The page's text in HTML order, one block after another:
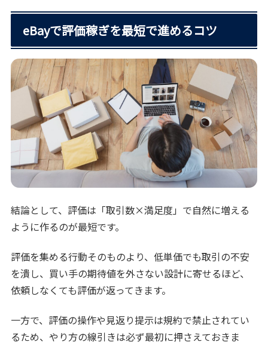
eBayで評価稼ぎを最短で進めるコツ
結論として、評価は「取引数×満足度」で自然に増える
ように作るのが最短です。
評価を集める行動そのものより、低単価でも取引の不安
を潰し、買い手の期待値を外さない設計に寄せるほど、
依頼しなくても評価が返ってきます。
一方で、評価の操作や見返り提示は規約で禁止されてい
るため、やり方の線引きは必ず最初に押さえておきま